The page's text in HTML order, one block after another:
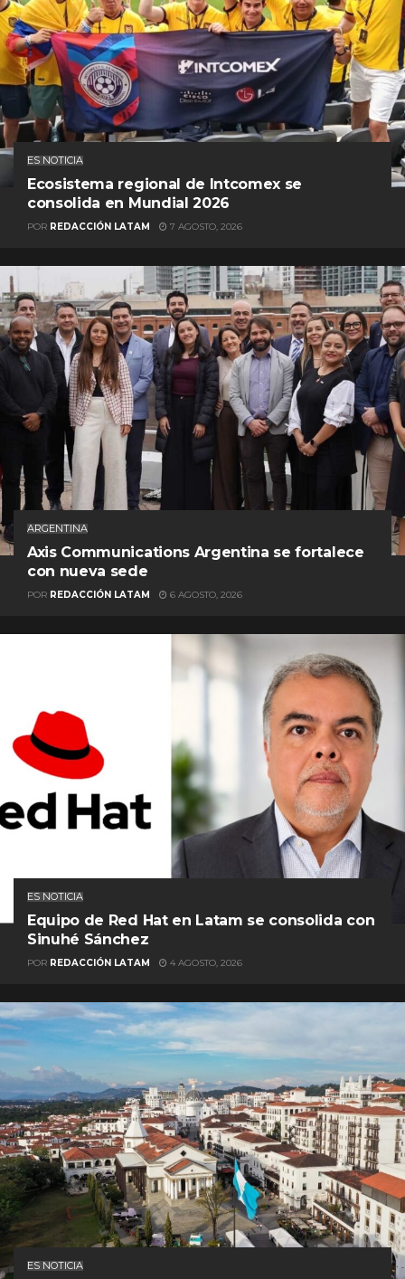
ES NOTICIA
Ecosistema regional de Intcomex se
consolida en Mundial 2026
POR REDACCIÓN LATAM 7 AGOSTO, 2026
ARGENTINA
Axis Communications Argentina se fortalece
con nueva sede
POR REDACCIÓN LATAM 6 AGOSTO, 2026
ES NOTICIA
Equipo de Red Hat en Latam se consolida con
Sinuhé Sánchez
POR REDACCIÓN LATAM 4 AGOSTO, 2026
ES NOTICIA